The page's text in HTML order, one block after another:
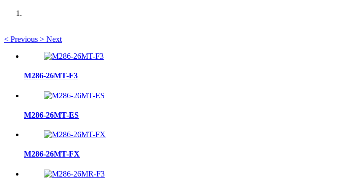
< Previous > Next
M286-26MT-F3
M286-26MT-ES
M286-26MT-FX